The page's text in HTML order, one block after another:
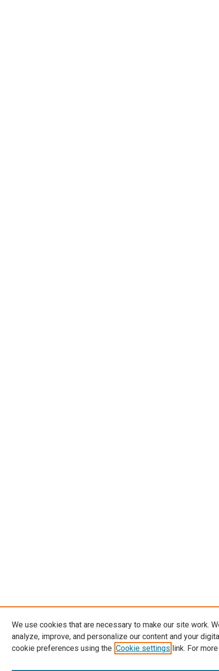
We use cookies that are necessary to make our site work.
analyze, improve, and personalize our content and your
cookie preferences using the Cookie settings link. For